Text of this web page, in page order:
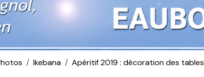
Ikebana Apéritif 2019 : décoration des tables